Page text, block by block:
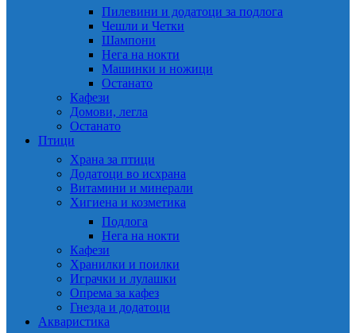
Пилевини и додатоци за подлога
Чешли и Четки
Шампони
Нега на нокти
Машинки и ножици
Останато
Кафези
Домови, легла
Останато
Птици
Храна за птици
Додатоци во исхрана
Витамини и минерали
Хигиена и козметика
Подлога
Нега на нокти
Кафези
Хранилки и поилки
Играчки и лулашки
Опрема за кафез
Гнезда и додатоци
Акваристика